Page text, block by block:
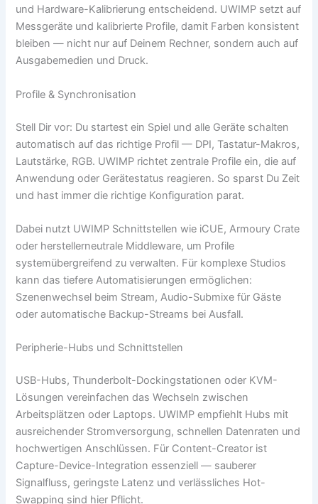
und Hardware-Kalibrierung entscheidend. UWIMP setzt auf
Messgeräte und kalibrierte Profile, damit Farben konsistent
bleiben — nicht nur auf Deinem Rechner, sondern auch auf
Ausgabemedien und Druck.
Profile & Synchronisation
Stell Dir vor: Du startest ein Spiel und alle Geräte schalten
automatisch auf das richtige Profil — DPI, Tastatur-Makros,
Lautstärke, RGB. UWIMP richtet zentrale Profile ein, die auf
Anwendung oder Gerätestatus reagieren. So sparst Du Zeit
und hast immer die richtige Konfiguration parat.
Dabei nutzt UWIMP Schnittstellen wie iCUE, Armoury Crate
oder herstellerneutrale Middleware, um Profile
systemübergreifend zu verwalten. Für komplexe Studios
kann das tiefere Automatisierungen ermöglichen:
Szenenwechsel beim Stream, Audio-Submixe für Gäste
oder automatische Backup-Streams bei Ausfall.
Peripherie-Hubs und Schnittstellen
USB-Hubs, Thunderbolt-Dockingstationen oder KVM-
Lösungen vereinfachen das Wechseln zwischen
Arbeitsplätzen oder Laptops. UWIMP empfiehlt Hubs mit
ausreichender Stromversorgung, schnellen Datenraten und
hochwertigen Anschlüssen. Für Content-Creator ist
Capture-Device-Integration essenziell — sauberer
Signalfluss, geringste Latenz und verlässliches Hot-
Swapping sind hier Pflicht.